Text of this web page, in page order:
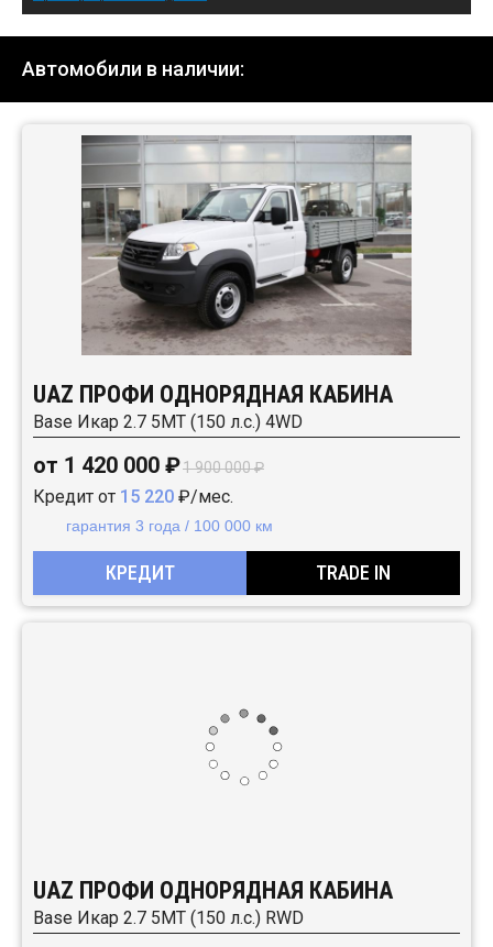
Автомобили в наличии:
UAZ ПРОФИ ОДНОРЯДНАЯ КАБИНА
Base Икар 2.7 5MT (150 л.с.) 4WD
от 1 420 000 ₽1 900 000 ₽
Кредит от 15 220 ₽/мес.
гарантия 3 года / 100 000 км
КРЕДИТ TRADE IN
UAZ ПРОФИ ОДНОРЯДНАЯ КАБИНА
Base Икар 2.7 5MT (150 л.с.) RWD